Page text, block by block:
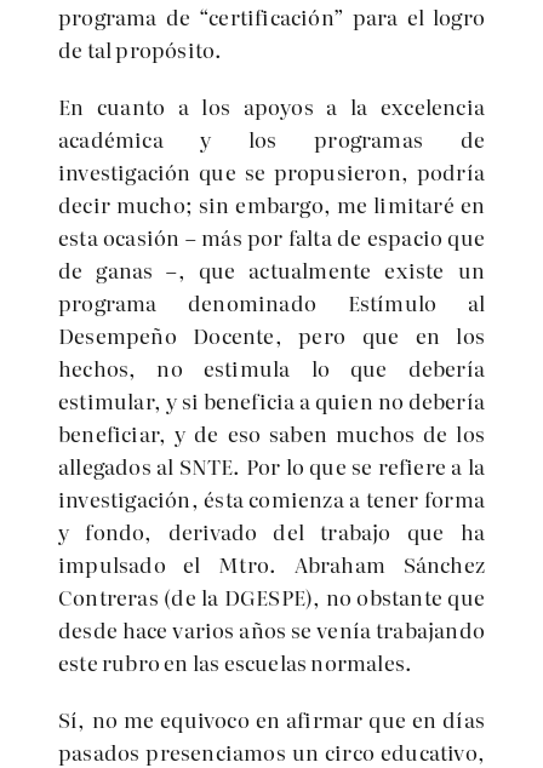
programa de “certificación” para el logro
de tal propósito.
En cuanto a los apoyos a la excelencia
académica y los programas de
investigación que se propusieron, podría
decir mucho; sin embargo, me limitaré en
esta ocasión – más por falta de espacio que
de ganas –, que actualmente existe un
programa denominado Estímulo al
Desempeño Docente, pero que en los
hechos, no estimula lo que debería
estimular, y si beneficia a quien no debería
beneficiar, y de eso saben muchos de los
allegados al SNTE. Por lo que se refiere a la
investigación, ésta comienza a tener forma
y fondo, derivado del trabajo que ha
impulsado el Mtro. Abraham Sánchez
Contreras (de la DGESPE), no obstante que
desde hace varios años se venía trabajando
este rubro en las escuelas normales.
Sí, no me equivoco en afirmar que en días
pasados presenciamos un circo educativo,